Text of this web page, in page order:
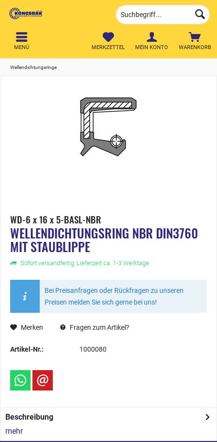
WARENKORB
MERKZETTEL MEIN KONTO
MENÜ
Wellendichtungsringe
WD-6 x 16 x 5-BASL-NBR
WELLENDICHTUNGSRING NBR DIN3760
MIT STAUBLIPPE
Sofort versandfertig, Lieferzeit ca. 1-3 Werktage
Bei Preisanfragen oder Rückfragen zu unseren
Preisen melden Sie sich gerne bei uns!
Merken Fragen zum Artikel?
Artikel-Nr.: 1000080
Beschreibung
mehr